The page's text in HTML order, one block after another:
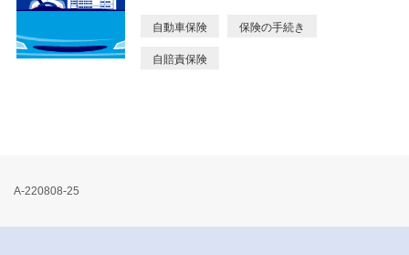
自動車保険 保険の手続き
自賠責保険
A-220808-25